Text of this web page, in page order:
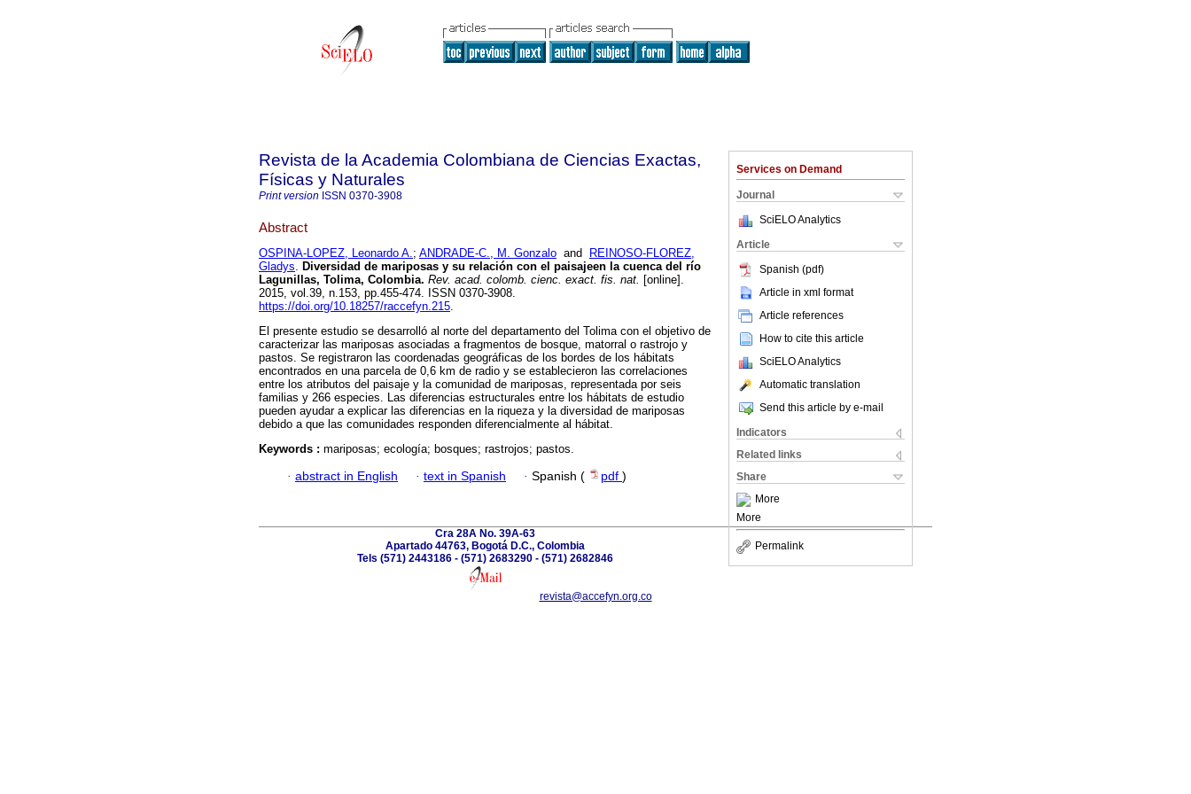
Services on Demand
Journal
SciELO Analytics
Article
Spanish (pdf)
Article in xml format
Article references
How to cite this article
SciELO Analytics
Automatic translation
Send this article by e-mail
Indicators
Related links
Share
More
More
Permalink
Revista de la Academia Colombiana de Ciencias Exactas,
Físicas y Naturales
Print version ISSN 0370-3908
Abstract
OSPINA-LOPEZ, Leonardo A.; ANDRADE-C., M. Gonzalo and
REINOSO-FLOREZ,
Gladys. Diversidad de mariposas y su relación con el paisajeen la cuenca del río
Lagunillas, Tolima, Colombia. Rev. acad. colomb. cienc. exact. fis. nat. [online].
2015, vol.39, n.153, pp.455-474. ISSN 0370-3908.
https://doi.org/10.18257/raccefyn.215.
El presente estudio se desarrolló al norte del departamento del Tolima con el objetivo de
caracterizar las mariposas asociadas a fragmentos de bosque, matorral o rastrojo y
pastos. Se registraron las coordenadas geográficas de los bordes de los hábitats
encontrados en una parcela de 0,6 km de radio y se establecieron las correlaciones
entre los atributos del paisaje y la comunidad de mariposas, representada por seis
familias y 266 especies. Las diferencias estructurales entre los hábitats de estudio
pueden ayudar a explicar las diferencias en la riqueza y la diversidad de mariposas
debido a que las comunidades responden diferencialmente al hábitat.
Keywords : mariposas; ecología; bosques; rastrojos; pastos.
· abstract in English · text in Spanish · Spanish ( pdf )
Cra 28A No. 39A-63
Apartado 44763, Bogotá D.C., Colombia
Tels (571) 2443186 - (571) 2683290 - (571) 2682846
revista@accefyn.org.co